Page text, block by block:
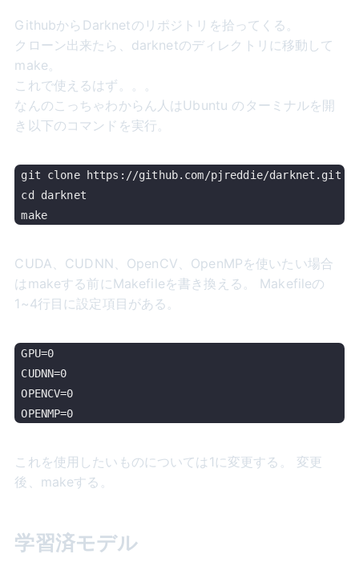
GithubからDarknetのリポジトリを拾ってくる。
クローン出来たら、darknetのディレクトリに移動して
make。
これで使えるはず。。。
なんのこっちゃわからん人はUbuntu のターミナルを開
き以下のコマンドを実行。
git clone https://github.com/pjreddie/darknet.git
cd darknet
CUDA、CUDNN、OpenCV、OpenMPを使いたい場合
はmakeする前にMakefileを書き換える。 Makefileの
1~4行目に設定項目がある。
GPU=0
CUDNN=0
OPENCV=0
これを使用したいものについては1に変更する。 変更
後、makeする。
学習済モデル